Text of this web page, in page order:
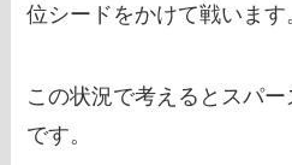
位シードをかけて戦います
この状況で考えるとスパ
です。